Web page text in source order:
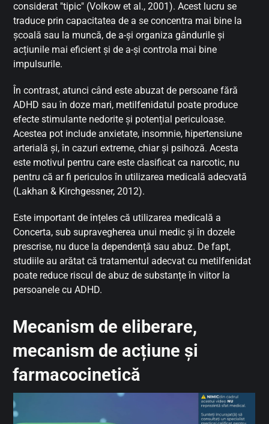
considerat "tipic" (Volkow et al., 2001). Acest lucru se
traduce prin capacitatea de a se concentra mai bine la
școală sau la muncă, de a-și organiza gândurile și
acțiunile mai eficient și de a-și controla mai bine
impulsurile.
În contrast, atunci când este abuzat de persoane fără
ADHD sau în doze mari, metilfenidatul poate produce
efecte stimulante nedorite și potențial periculoase.
Acestea pot include anxietate, insomnie, hipertensiune
arterială și, în cazuri extreme, chiar și psihoză. Acesta
este motivul pentru care este clasificat ca narcotic, nu
pentru că ar fi periculos în utilizarea medicală adecvată
(Lakhan & Kirchgessner, 2012).
Este important de înțeles că utilizarea medicală a
Concerta, sub supravegherea unui medic și în dozele
prescrise, nu duce la dependență sau abuz. De fapt,
studiile au arătat că tratamentul adecvat cu metilfenidat
poate reduce riscul de abuz de substanțe în viitor la
persoanele cu ADHD.
Mecanism de eliberare,
mecanism de acțiune și
farmacocinetică